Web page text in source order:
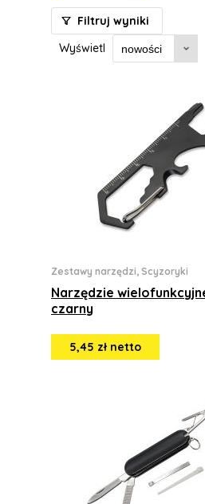
Filtruj wyniki
Wyświetl
Zestawy narzędzi, Scyzoryki
Narzędzie
czarny
5,45 zł netto